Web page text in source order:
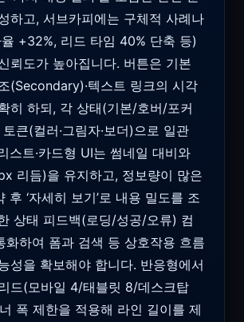
하고, 서브카피에는 구체적 사례나
+32%, 리드 타임 40% 단축 등)
뢰도가 높아집니다. 버튼은 기본
(Secondary)·텍스트 링크의 시각
히 하되, 각 상태(기본/호버/포커
큰(컬러·그림자·보더)으로 일관
스트·카드형 UI는 썸네일 대비와
리듬)을 유지하고, 정보량이 많은
후 ‘자세히 보기’로 내용 밀도를 조
상태 피드백(로딩/성공/오류) 컴
화하여 폼과 검색 등 상호작용 흐름
성을 확보해야 합니다. 반응형에서
드(모바일 4/태블릿 8/데스크탑
폭 제한을 적용해 라인 길이를 제